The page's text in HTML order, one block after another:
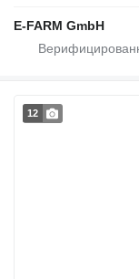
E-FARM GmbH
12